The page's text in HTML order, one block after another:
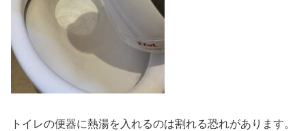
トイレの便器に熱湯を入れるのは割れる恐れがあります。